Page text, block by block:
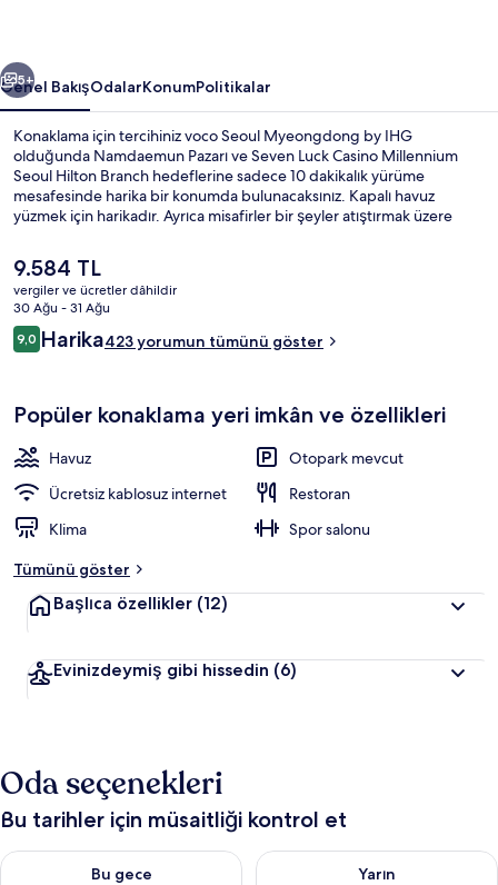
Sonraki
5+
Genel BakışOdalarKonumPolitikalar
Konaklama için tercihiniz voco Seoul Myeongdong by IHG
olduğunda Namdaemun Pazarı ve Seven Luck Casino Millennium
Seoul Hilton Branch hedeflerine sadece 10 dakikalık yürüme
mesafesinde harika bir konumda bulunacaksınız. Kapalı havuz
yüzmek için harikadır. Ayrıca misafirler bir şeyler atıştırmak üzere
akşam yemeği için açık olan 52 Market Place restoranını tercih
edebilir. Ayrıca bu lüks otel, Kore Merkez Bankası Müzesi ve Kore
Posta Müzesi hedefine sadece 10 dakikalık yürüme mesafesindedir.
Konaklama yerinden toplu taşımaya kısa bir yürüyüşle ulaşabilir,
Hoehyeon İstasyonu yakındır ve Seul Ulusal Üniversitesi İstasyonu 7
dakikalık yürüme mesafesindedir.
Şu
anki
fiyat
9.584 TL
9.584 TL
vergiler ve ücretler dâhildir
30 Ağu - 31 Ağu
Yorumlar
9,09,0/10
Harika423 yorumun tümünü göster
Popüler konaklama yeri imkân ve özellikleri
Havuz
Otopark mevcut
Ücretsiz kablosuz internet
Restoran
Klima
Spor salonu
Tümünü göster
Başlıca özellikler (12)
Evinizdeymiş gibi hissedin (6)
Oda seçenekleri
Bu tarihler için müsaitliği kontrol et
Bu gece
Bu gece için müsaitliği kontrol et Ağu 7 - Ağu 8
Yarın
Yarın için müsaitliği kontrol